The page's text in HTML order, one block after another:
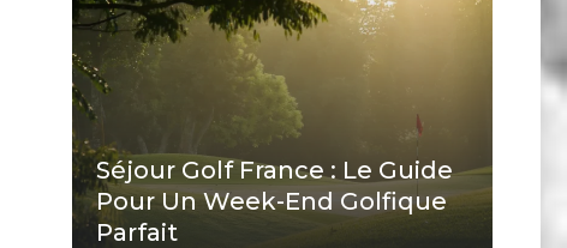
Séjour Golf France : Le Guide
Pour Un Week-End Golfique
Parfait